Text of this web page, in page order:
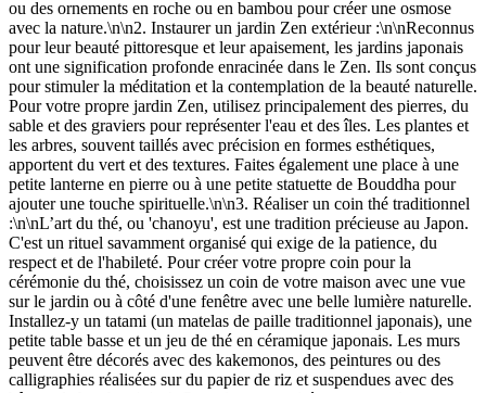
ou des ornements en roche ou en bambou pour créer une osmose
avec la nature.\n\n2. Instaurer un jardin Zen extérieur :\n\nReconnus
pour leur beauté pittoresque et leur apaisement, les jardins japonais
ont une signification profonde enracinée dans le Zen. Ils sont conçus
pour stimuler la méditation et la contemplation de la beauté naturelle.
Pour votre propre jardin Zen, utilisez principalement des pierres, du
sable et des graviers pour représenter l'eau et des îles. Les plantes et
les arbres, souvent taillés avec précision en formes esthétiques,
apportent du vert et des textures. Faites également une place à une
petite lanterne en pierre ou à une petite statuette de Bouddha pour
ajouter une touche spirituelle.\n\n3. Réaliser un coin thé traditionnel
:\n\nL’art du thé, ou 'chanoyu', est une tradition précieuse au Japon.
C'est un rituel savamment organisé qui exige de la patience, du
respect et de l'habileté. Pour créer votre propre coin pour la
cérémonie du thé, choisissez un coin de votre maison avec une vue
sur le jardin ou à côté d'une fenêtre avec une belle lumière naturelle.
Installez-y un tatami (un matelas de paille traditionnel japonais), une
petite table basse et un jeu de thé en céramique japonais. Les murs
peuvent être décorés avec des kakemonos, des peintures ou des
calligraphies réalisées sur du papier de riz et suspendues avec des